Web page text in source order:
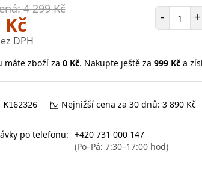
4 299 Kč
Kč
DPH
- Počet+
máte zboží za 0 Kč. Nakupte ještě za 999 Kča
K162326 Nejnižší cena za 30 dnů: 3 890 Kč
po telefonu: +420 731 000 147
(Po–Pá: 7:30–17:00 hod)